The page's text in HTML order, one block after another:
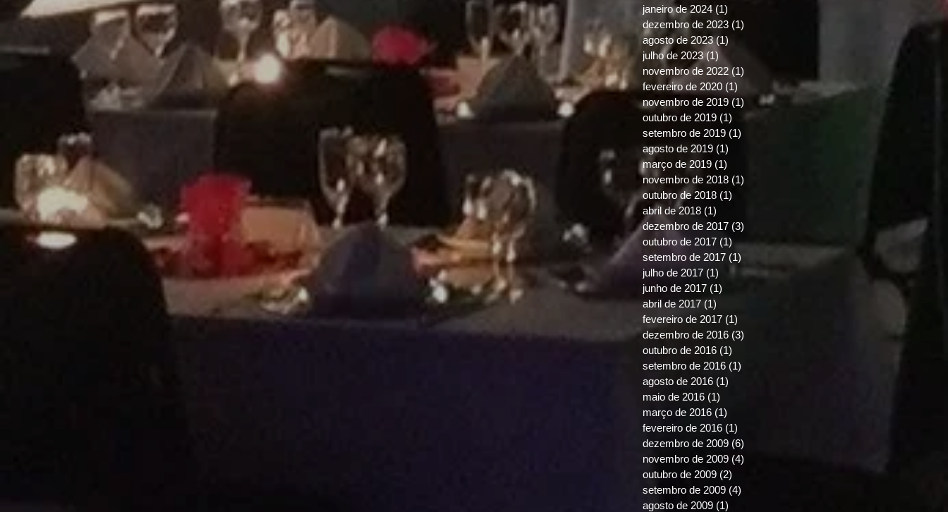
janeiro de 2024 (1)
dezembro de 2023 (1)
agosto de 2023 (1)
julho de 2023 (1) 1 post
novembro de 2022 (1)
fevereiro de 2020 (1)
novembro de 2019 (1) 1 post
outubro de 2019 (1) 1 post
setembro de 2019 (1)
agosto de 2019 (1)
março de 2019 (1)
novembro de 2018 (1)
outubro de 2018 (1)
abril de 2018 (1)
dezembro de 2017 (3)
outubro de 2017 (1) 1 post
setembro de 2017 (1)
julho de 2017 (1) 1 post
junho de 2017 (1)
abril de 2017 (1)
fevereiro de 2017 (1)
dezembro de 2016 (3)
outubro de 2016 (1)
setembro de 2016 (1)
agosto de 2016 (1)
maio de 2016 (1)
março de 2016 (1)
fevereiro de 2016 (1)
dezembro de 2009 (6)
novembro de 2009 (4)
outubro de 2009 (2)
setembro de 2009 (4)
agosto de 2009 (1)